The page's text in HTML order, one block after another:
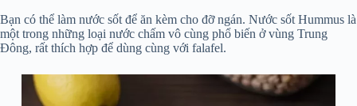
Bạn có thể làm nước sốt để ăn kèm cho đỡ ngán. Nước sốt Hummus là
một trong những loại nước chấm vô cùng phổ biến ở vùng Trung
Đông, rất thích hợp để dùng cùng với falafel.